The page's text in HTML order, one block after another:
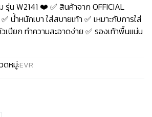
รุ่น W2141 ❤️ ✅ สินค้าจาก OFFICIAL
น้ำหนักเบา ใส่สบายเท้า ✅ เหมาะกับการใส่
ปียก ทำความสะอาดง่าย ✅ รองเท้าพื้นแน่น
ดหมู่:EVR